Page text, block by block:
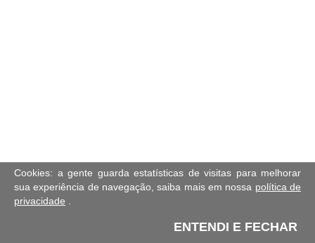
Cookies: a gente guarda estatísticas de visitas para melhorar
sua experiência de navegação, saiba mais em nossa política de
privacidade
ENTENDI E FECHAR